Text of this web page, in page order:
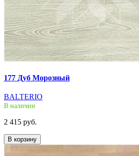
177 Дуб Морозный
BALTERIO
В наличии
2 415 руб.
В корзину